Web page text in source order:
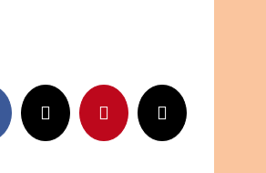
X PinterestEmail